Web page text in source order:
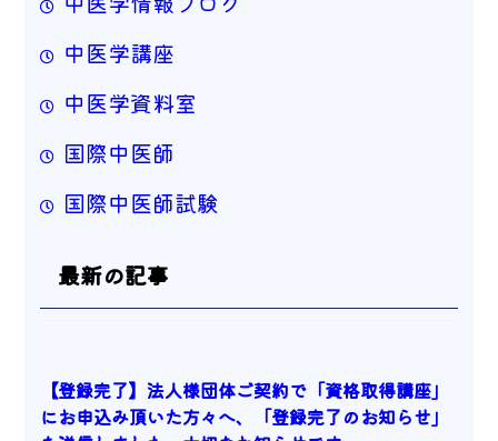
中医学講座
中医学資料室
国際中医師
国際中医師試験
最新の記事
【登録完了】法人様団体ご契約で「資格取得講座」
にお申込み頂いた方々へ、「登録完了のお知らせ」